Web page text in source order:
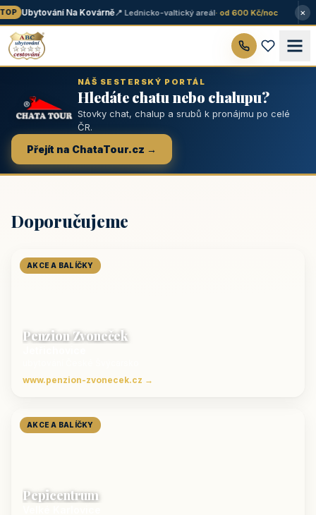
Ubytování Na Kovárně📍 Lednicko-valtický areál· od 600 Kč/noc ×
NÁŠ SESTERSKÝ PORTÁL
Hledáte chatu nebo chalupu?
Stovky chat, chalup a srubů k pronájmu po celé
ČR.
Přejít na ChataTour.cz →
Doporučujeme
AKCE A BALÍČKY
Penzion Zvoneček
www.penzion-zvonecek.cz →
AKCE A BALÍČKY
Pepicentrum